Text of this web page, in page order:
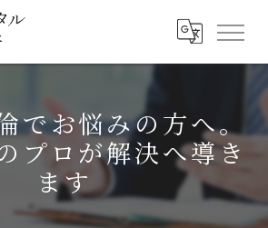
でお悩みの方へ。
プロが解決へ導き
ます